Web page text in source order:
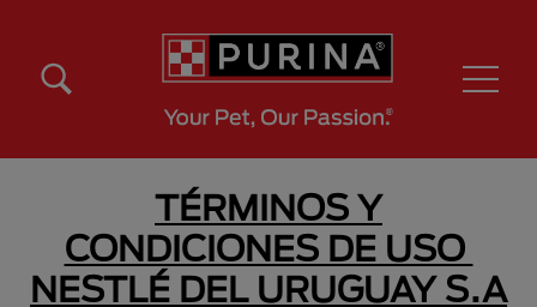
TÉRMINOS Y
CONDICIONES DE USO
NESTLÉ DEL URUGUAY S.A